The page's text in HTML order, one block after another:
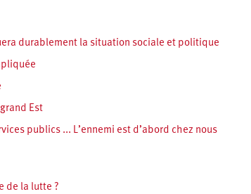
durablement la situation sociale et politique
Est
publics ... L’ennemi est d’abord chez nous
de la lutte ?